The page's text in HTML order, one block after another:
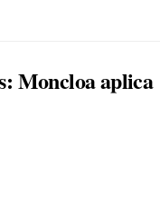
Moncloa aplica